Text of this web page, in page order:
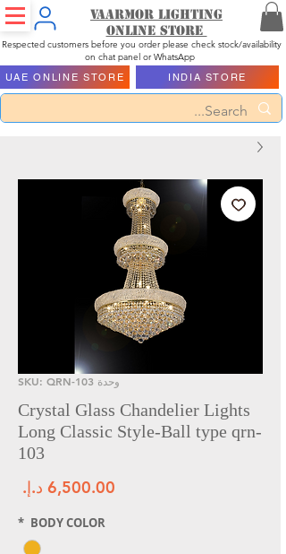
Vaarmor Lighting
ONLINE STORE
Respected customers before you order please check stock/availability
on chat panel or WhatsApp
UAE ONLINE STORE INDIA STORE
وحدة SKU: QRN-103
Crystal Glass Chandelier Lights
Long Classic Style-Ball type qrn-
103
BODY COLOR
*